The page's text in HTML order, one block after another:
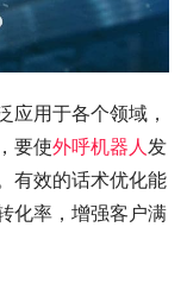
应用于各个领域，
要使外呼机器人发
有效的话术优化能
化率，增强客户满